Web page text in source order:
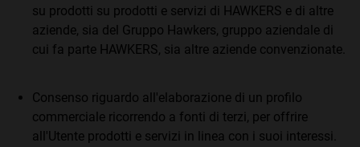
su prodotti su prodotti e servizi di HAWKERS e di altre
aziende, sia del Gruppo Hawkers, gruppo aziendale di
cui fa parte HAWKERS, sia altre aziende convenzionate.
Consenso riguardo all'elaborazione di un profilo
commerciale ricorrendo a fonti di terzi, per offrire
all'Utente prodotti e servizi in linea con i suoi interessi.